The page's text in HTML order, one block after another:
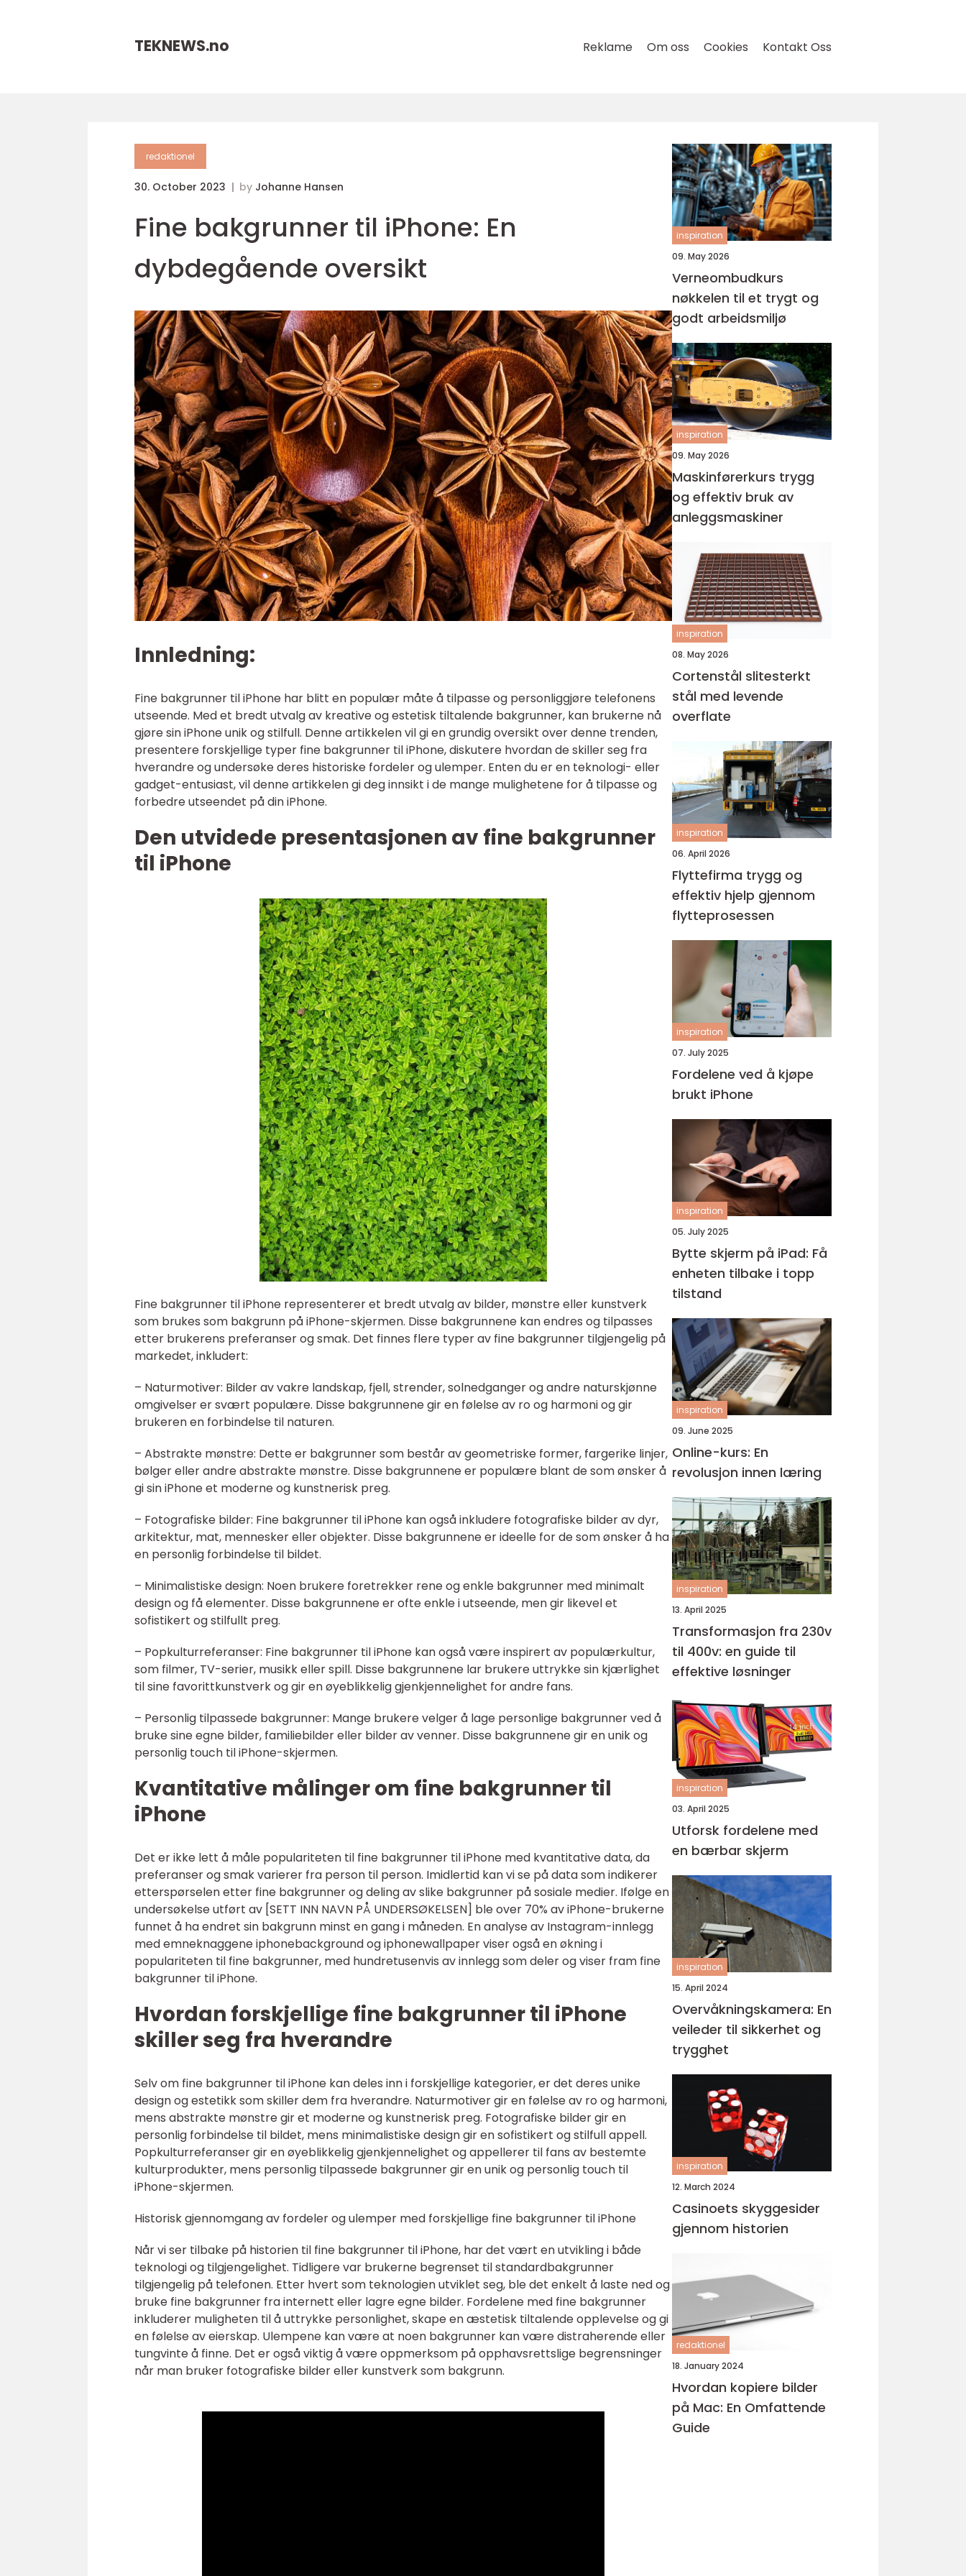
TEKNEWS.no Reklame Om oss Cookies Kontakt Oss
redaktionel
30. October 2023 by Johanne Hansen
Fine bakgrunner til iPhone: En
dybdegående oversikt
Innledning:
Fine bakgrunner til iPhone har blitt en populær måte å tilpasse og personliggjøre telefonens
utseende. Med et bredt utvalg av kreative og estetisk tiltalende bakgrunner, kan brukerne nå
gjøre sin iPhone unik og stilfull. Denne artikkelen vil gi en grundig oversikt over denne trenden,
presentere forskjellige typer fine bakgrunner til iPhone, diskutere hvordan de skiller seg fra
hverandre og undersøke deres historiske fordeler og ulemper. Enten du er en teknologi- eller
gadget-entusiast, vil denne artikkelen gi deg innsikt i de mange mulighetene for å tilpasse og
forbedre utseendet på din iPhone.
Den utvidede presentasjonen av fine bakgrunner
til iPhone
Fine bakgrunner til iPhone representerer et bredt utvalg av bilder, mønstre eller kunstverk
som brukes som bakgrunn på iPhone-skjermen. Disse bakgrunnene kan endres og tilpasses
etter brukerens preferanser og smak. Det finnes flere typer av fine bakgrunner tilgjengelig på
markedet, inkludert:
– Naturmotiver: Bilder av vakre landskap, fjell, strender, solnedganger og andre naturskjønne
omgivelser er svært populære. Disse bakgrunnene gir en følelse av ro og harmoni og gir
brukeren en forbindelse til naturen.
– Abstrakte mønstre: Dette er bakgrunner som består av geometriske former, fargerike linjer,
bølger eller andre abstrakte mønstre. Disse bakgrunnene er populære blant de som ønsker å
gi sin iPhone et moderne og kunstnerisk preg.
– Fotografiske bilder: Fine bakgrunner til iPhone kan også inkludere fotografiske bilder av dyr,
arkitektur, mat, mennesker eller objekter. Disse bakgrunnene er ideelle for de som ønsker å ha
en personlig forbindelse til bildet.
– Minimalistiske design: Noen brukere foretrekker rene og enkle bakgrunner med minimalt
design og få elementer. Disse bakgrunnene er ofte enkle i utseende, men gir likevel et
sofistikert og stilfullt preg.
– Popkulturreferanser: Fine bakgrunner til iPhone kan også være inspirert av populærkultur,
som filmer, TV-serier, musikk eller spill. Disse bakgrunnene lar brukere uttrykke sin kjærlighet
til sine favorittkunstverk og gir en øyeblikkelig gjenkjennelighet for andre fans.
– Personlig tilpassede bakgrunner: Mange brukere velger å lage personlige bakgrunner ved å
bruke sine egne bilder, familiebilder eller bilder av venner. Disse bakgrunnene gir en unik og
personlig touch til iPhone-skjermen.
Kvantitative målinger om fine bakgrunner til
iPhone
Det er ikke lett å måle populariteten til fine bakgrunner til iPhone med kvantitative data, da
preferanser og smak varierer fra person til person. Imidlertid kan vi se på data som indikerer
etterspørselen etter fine bakgrunner og deling av slike bakgrunner på sosiale medier. Ifølge en
undersøkelse utført av [SETT INN NAVN PÅ UNDERSØKELSEN] ble over 70% av iPhone-brukerne
funnet å ha endret sin bakgrunn minst en gang i måneden. En analyse av Instagram-innlegg
med emneknaggene iphonebackground og iphonewallpaper viser også en økning i
populariteten til fine bakgrunner, med hundretusenvis av innlegg som deler og viser fram fine
bakgrunner til iPhone.
Hvordan forskjellige fine bakgrunner til iPhone
skiller seg fra hverandre
Selv om fine bakgrunner til iPhone kan deles inn i forskjellige kategorier, er det deres unike
design og estetikk som skiller dem fra hverandre. Naturmotiver gir en følelse av ro og harmoni,
mens abstrakte mønstre gir et moderne og kunstnerisk preg. Fotografiske bilder gir en
personlig forbindelse til bildet, mens minimalistiske design gir en sofistikert og stilfull appell.
Popkulturreferanser gir en øyeblikkelig gjenkjennelighet og appellerer til fans av bestemte
kulturprodukter, mens personlig tilpassede bakgrunner gir en unik og personlig touch til
iPhone-skjermen.
Historisk gjennomgang av fordeler og ulemper med forskjellige fine bakgrunner til iPhone
Når vi ser tilbake på historien til fine bakgrunner til iPhone, har det vært en utvikling i både
teknologi og tilgjengelighet. Tidligere var brukerne begrenset til standardbakgrunner
tilgjengelig på telefonen. Etter hvert som teknologien utviklet seg, ble det enkelt å laste ned og
bruke fine bakgrunner fra internett eller lagre egne bilder. Fordelene med fine bakgrunner
inkluderer muligheten til å uttrykke personlighet, skape en æstetisk tiltalende opplevelse og gi
en følelse av eierskap. Ulempene kan være at noen bakgrunner kan være distraherende eller
tungvinte å finne. Det er også viktig å være oppmerksom på opphavsrettslige begrensninger
når man bruker fotografiske bilder eller kunstverk som bakgrunn.
inspiration
09. May 2026
Verneombudkurs
nøkkelen til et trygt og
godt arbeidsmiljø
inspiration
09. May 2026
Maskinførerkurs trygg
og effektiv bruk av
anleggsmaskiner
inspiration
08. May 2026
Cortenstål slitesterkt
stål med levende
overflate
inspiration
06. April 2026
Flyttefirma trygg og
effektiv hjelp gjennom
flytteprosessen
inspiration
07. July 2025
Fordelene ved å kjøpe
brukt iPhone
inspiration
05. July 2025
Bytte skjerm på iPad: Få
enheten tilbake i topp
tilstand
inspiration
09. June 2025
Online-kurs: En
revolusjon innen læring
inspiration
13. April 2025
Transformasjon fra 230v
til 400v: en guide til
effektive løsninger
inspiration
03. April 2025
Utforsk fordelene med
en bærbar skjerm
inspiration
15. April 2024
Overvåkningskamera: En
veileder til sikkerhet og
trygghet
inspiration
12. March 2024
Casinoets skyggesider
gjennom historien
redaktionel
18. January 2024
Hvordan kopiere bilder
på Mac: En Omfattende
Guide